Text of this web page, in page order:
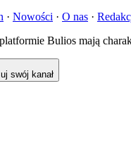
· Nowości · O nas ·
Bulios mają
swój kanał